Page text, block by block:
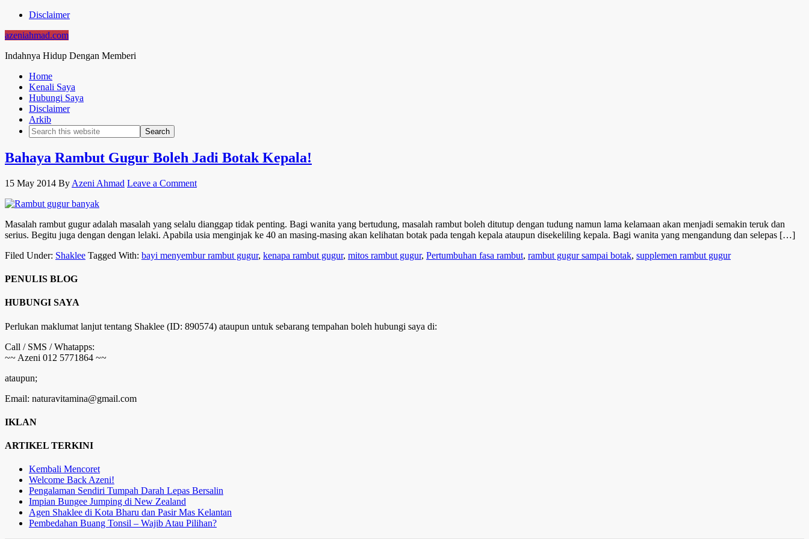
Disclaimer
azeniahmad.com
Indahnya Hidup Dengan Memberi
Home
Kenali Saya
Hubungi Saya
Disclaimer
Arkib
Bahaya Rambut Gugur Boleh Jadi Botak Kepala!
15 May 2014 By Azeni Ahmad Leave a Comment
Masalah rambut gugur adalah masalah yang selalu dianggap tidak penting. Bagi wanita yang bertudung, masalah rambut boleh ditutup dengan tudung namun lama kelamaan akan menjadi semakin teruk dan
serius. Begitu juga dengan dengan lelaki. Apabila usia menginjak ke 40 an masing-masing akan kelihatan botak pada tengah kepala ataupun disekeliling kepala. Bagi wanita yang mengandung dan selepas […]
Filed Under: Shaklee Tagged With: bayi menyembur rambut gugur, kenapa rambut gugur, mitos rambut gugur, Pertumbuhan fasa rambut, rambut gugur sampai botak, supplemen rambut gugur
PENULIS BLOG
HUBUNGI SAYA
Perlukan maklumat lanjut tentang Shaklee (ID: 890574) ataupun untuk sebarang tempahan boleh hubungi saya di:
Call / SMS / Whatapps:
~~ Azeni 012 5771864 ~~
ataupun;
Email: naturavitamina@gmail.com
IKLAN
ARTIKEL TERKINI
Kembali Mencoret
Welcome Back Azeni!
Pengalaman Sendiri Tumpah Darah Lepas Bersalin
Impian Bungee Jumping di New Zealand
Agen Shaklee di Kota Bharu dan Pasir Mas Kelantan
Pembedahan Buang Tonsil – Wajib Atau Pilihan?